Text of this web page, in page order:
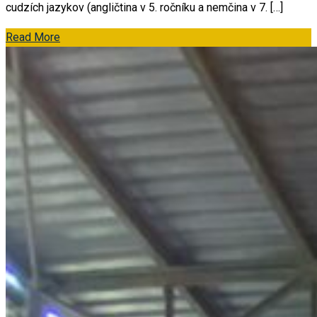
cudzích jazykov (angličtina v 5. ročníku a nemčina v 7. […]
Read More